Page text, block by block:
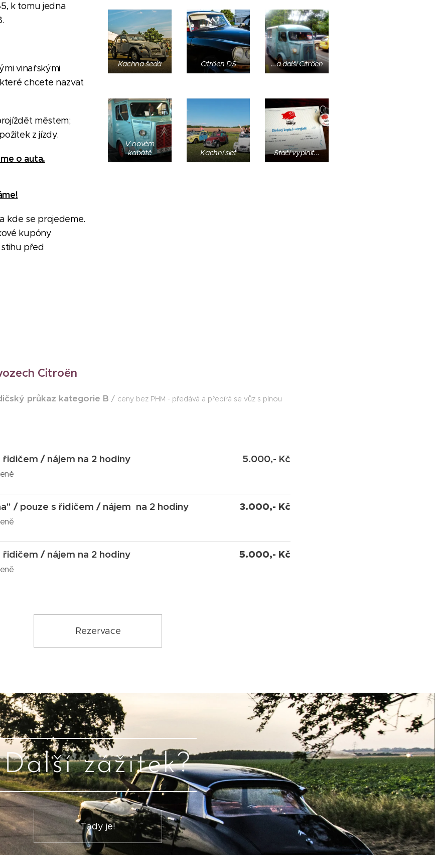
k tomu jedna
vinařskými
chcete nazvat
městem;
z jízdy.
o auta.
kde se projedeme.
kupóny
před
Kachna šedá Citröen DS ...a další Citröen
V novém
kabátě
Kachní slet Stačí vyplnit...
Citroën
průkaz kategorie B / ceny bez PHM - předává a přebírá se vůz s plnou
/ nájem na 2 hodiny 5.000,- Kč
/ pouze s řidičem / nájem na 2 hodiny 3.000,- Kč
/ nájem na 2 hodiny 5.000,- Kč
Rezervace
Další zážitek?
Tady je!